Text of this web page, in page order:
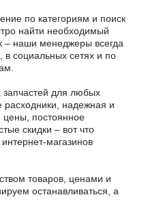
по категориям и поиск
найти необходимый
– наши менеджеры всегда
в социальных сетях и по
для любых
расходники, надежная и
цены, постоянное
скидки – вот что
магазинов
товаров, ценами и
останавливаться, а